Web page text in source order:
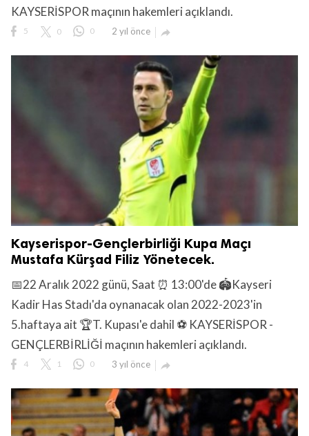
KAYSERİSPOR maçının hakemleri açıklandı.
5 0 0 2 yıl önce 
Kayserispor-Gençlerbirliği Kupa Maçı
Mustafa Kürşad Filiz Yönetecek.
📅22 Aralık 2022 günü, Saat ⏰ 13:00'de 🏟️Kayseri
Kadir Has Stadı'da oynanacak olan 2022-2023'in
5.haftaya ait 🏆T. Kupası'e dahil ⚽ KAYSERİSPOR -
GENÇLERBİRLİĞİ maçının hakemleri açıklandı.
4 1 0 3 yıl önce 